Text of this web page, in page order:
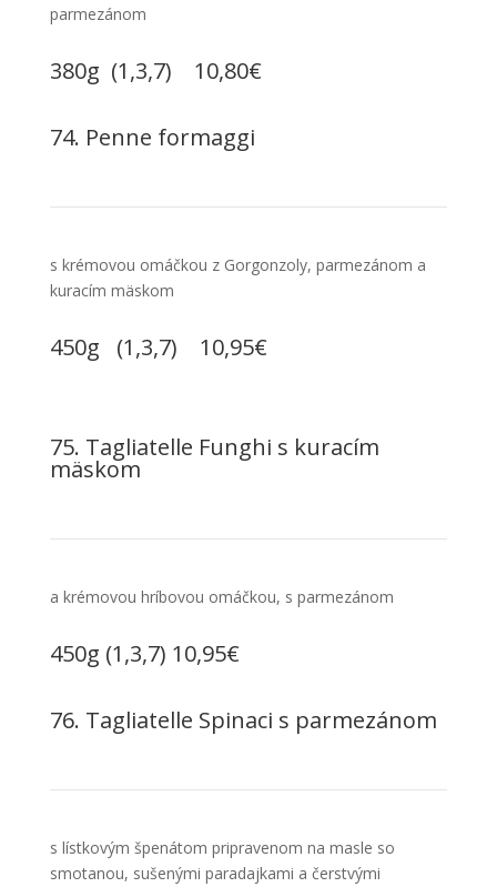
parmezánom
380g (1,3,7) 10,80€
74. Penne formaggi
s krémovou omáčkou z Gorgonzoly, parmezánom a
kuracím mäskom
450g (1,3,7) 10,95€
75. Tagliatelle Funghi s kuracím
mäskom
a krémovou hríbovou omáčkou, s parmezánom
450g (1,3,7) 10,95€
76. Tagliatelle Spinaci s parmezánom
s lístkovým špenátom pripravenom na masle so
smotanou, sušenými paradajkami a čerstvými